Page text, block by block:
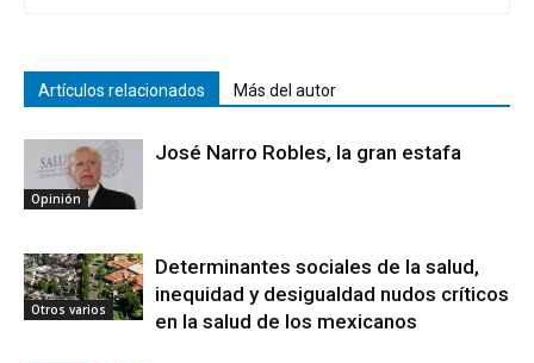
Artículos relacionados Más del autor
Opinión
José Narro Robles, la gran estafa
Otros varios
Determinantes sociales de la salud,
inequidad y desigualdad nudos críticos
en la salud de los mexicanos